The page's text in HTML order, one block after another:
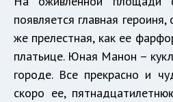
появляется главная героиня,
же прелестная, как ее
платьице. Юная Манон –
городе. Все прекрасно и
скоро ее,